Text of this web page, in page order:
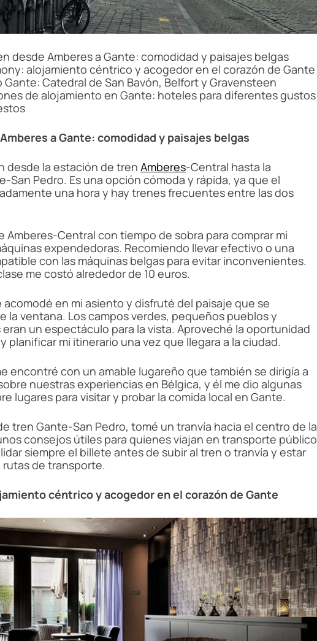
desde Amberes a Gante: comodidad y paisajes belgas
alojamiento céntrico y acogedor en el corazón de Gante
Gante: Catedral de San Bavón, Belfort y Gravensteen
de alojamiento en Gante: hoteles para diferentes gustos
a Gante: comodidad y paisajes belgas
desde la estación de tren Amberes-Central hasta la
San Pedro. Es una opción cómoda y rápida, ya que el
una hora y hay trenes frecuentes entre las dos
Amberes-Central con tiempo de sobra para comprar mi
expendedoras. Recomiendo llevar efectivo o una
con las máquinas belgas para evitar inconvenientes.
me costó alrededor de 10 euros.
acomodé en mi asiento y disfruté del paisaje que se
la ventana. Los campos verdes, pequeños pueblos y
un espectáculo para la vista. Aproveché la oportunidad
planificar mi itinerario una vez que llegara a la ciudad.
encontré con un amable lugareño que también se dirigía a
nuestras experiencias en Bélgica, y él me dio algunas
lugares para visitar y probar la comida local en Gante.
tren Gante-San Pedro, tomé un tranvía hacia el centro de la
consejos útiles para quienes viajan en transporte público
siempre el billete antes de subir al tren o tranvía y estar
de transporte.
céntrico y acogedor en el corazón de Gante